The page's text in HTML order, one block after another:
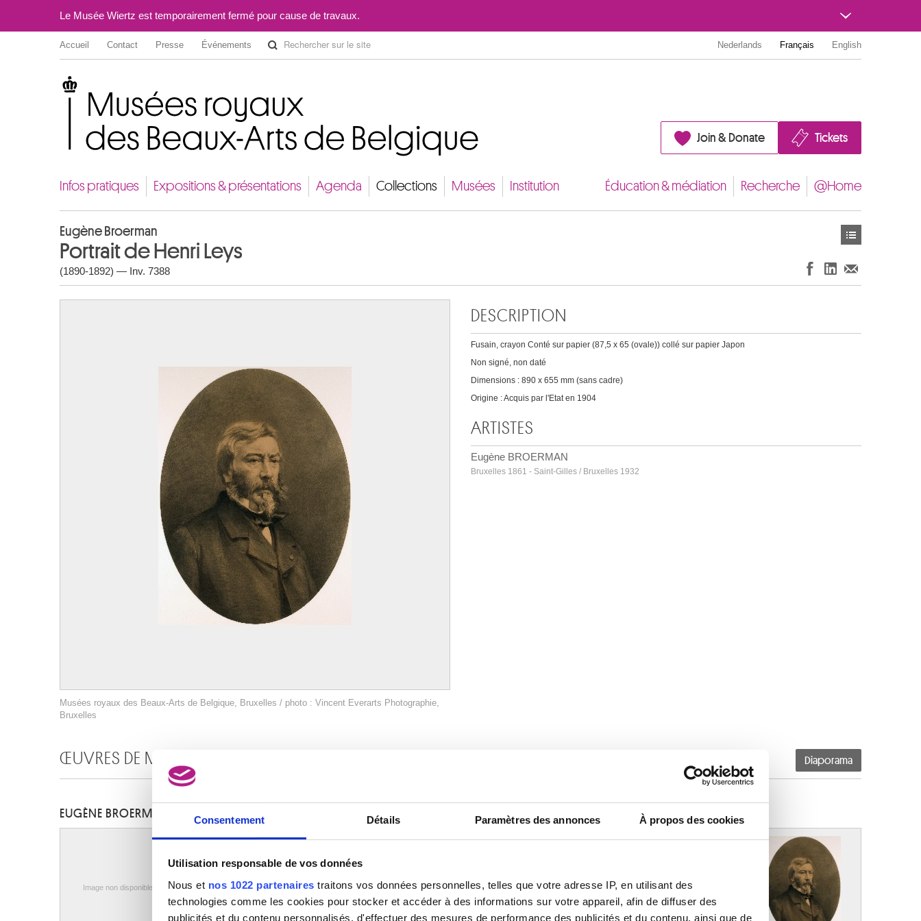
Consentement Détails Paramètres des annonces À propos des cookies
Utilisation responsable de vos données
Nous et nos 1022 partenaires traitons vos données personnelles, telles que votre adresse IP, en utilisant des
technologies comme les cookies pour stocker et accéder à des informations sur votre appareil, afin de diffuser des
publicités et du contenu personnalisés, d'effectuer des mesures de performance des publicités et du contenu, ainsi que de
Le Musée Wiertz est temporairement fermé pour cause de travaux.
Accueil Contact Presse Événements Nederlands Français English
Join & Donate Tickets
Infos pratiques Expositions & présentations Agenda Collections Musées Institution Éducation & médiation Recherche @Home
Eugène Broerman
Portrait de Henri Leys
(1890-1892) — Inv. 7388
Musées royaux des Beaux-Arts de Belgique, Bruxelles / photo : Vincent Everarts Photographie,
Bruxelles
DESCRIPTION
Fusain, crayon Conté sur papier (87,5 x 65 (ovale)) collé sur papier Japon
Non signé, non daté
Dimensions : 890 x 655 mm (sans cadre)
Origine : Acquis par l'Etat en 1904
ARTISTES
Eugène BROERMAN
Bruxelles 1861 - Saint-Gilles / Bruxelles 1932
ŒUVRES DE MÊME AUTEUR Diaporama
EUGÈNE BROERMAN
Image non disponible Image non disponible